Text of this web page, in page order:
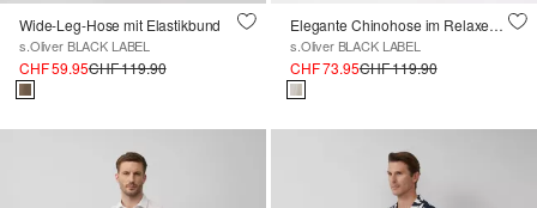
Wide-Leg-Hose mit Elastikbund
s.Oliver BLACK LABEL
CHF 59.95CHF 119.90
Elegante Chinohose im Relaxed Fit
s.Oliver BLACK LABEL
CHF 73.95CHF 119.90